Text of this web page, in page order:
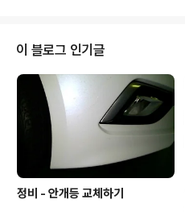
이 블로그 인기글
정비 - 안개등 교체하기